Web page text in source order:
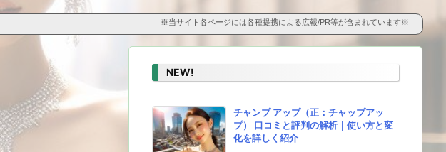
※当サイト各ページには各種提携による広報/PR等が含まれています※
NEW!
チャンプ アップ（正：チャップアッ
プ） 口コミと評判の解析｜使い方と変
化を詳しく紹介